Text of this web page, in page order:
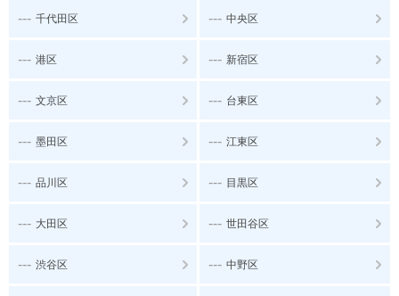
--- 千代田区 --- 中央区
--- 港区 --- 新宿区
--- 文京区 --- 台東区
--- 墨田区 --- 江東区
--- 品川区 --- 目黒区
--- 大田区 --- 世田谷区
--- 渋谷区 --- 中野区